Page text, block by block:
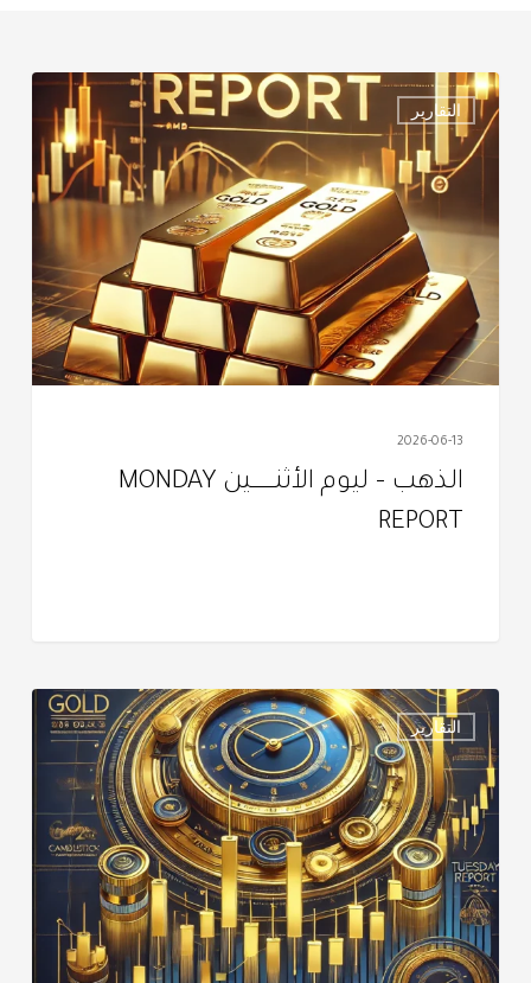
التقارير
الذهب
–
ليوم
الأثنــــــــــين
MONDAY
REPORT
2026-06-13
الذهب – ليوم الأثنــــــــــين MONDAY
REPORT
التقارير
التقرير
اليومي
–
الثـلاثــــــــــــاء
TUESDAY
REPORT